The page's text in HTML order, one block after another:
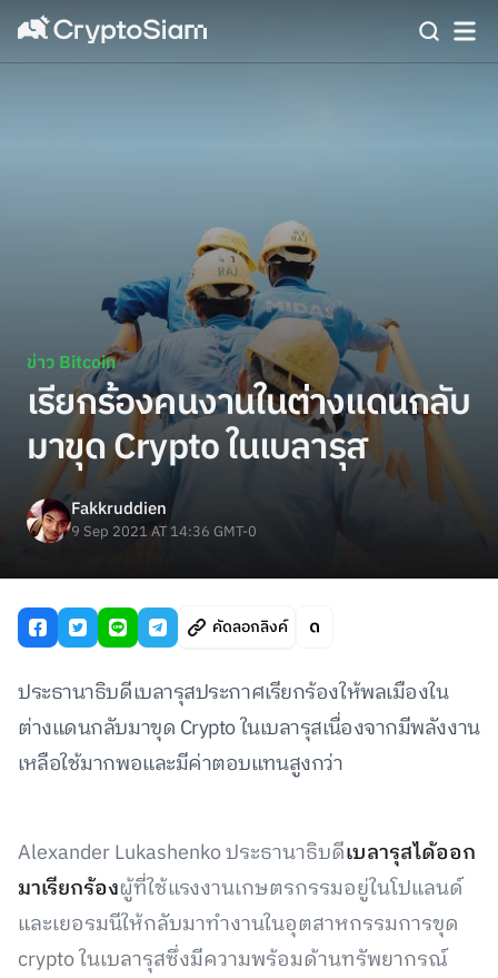
ข่าว Bitcoin
เรียกร้องคนงานในต่างแดนกลับ
มาขุด Crypto ในเบลารุส
Fakkruddien
9 Sep 2021 AT 14:36 GMT-0
คัดลอกลิงค์
ประธานาธิบดีเบลารุสประกาศเรียกร้องให้พลเมืองใน
ต่างแดนกลับมาขุด Crypto ในเบลารุสเนื่องจากมีพลังงาน
เหลือใช้มากพอและมีค่าตอบแทนสูงกว่า
Alexander Lukashenko ประธานาธิบดีเบลารุสได้ออก
มาเรียกร้องผู้ที่ใช้แรงงานเกษตรกรรมอยู่ในโปแลนด์
และเยอรมนีให้กลับมาทำงานในอุตสาหกรรมการขุด
crypto ในเบลารุสซึ่งมีความพร้อมด้านทรัพยากรณ์